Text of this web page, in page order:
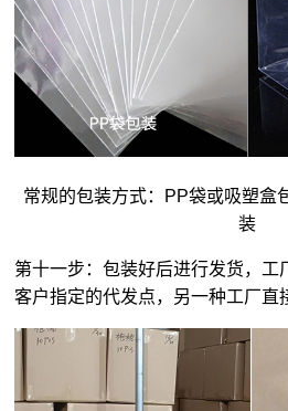
常规的包装方式：PP袋或吸塑盒
装
第十一步：包装好后进行发货，工
客户指定的代发点，另一种工厂直